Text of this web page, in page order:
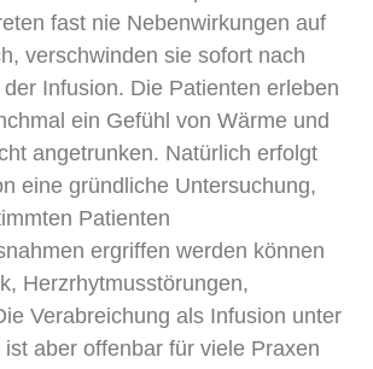
fast nie Nebenwirkungen auf
verschwinden sie sofort nach
Infusion. Die Patienten erleben
ein Gefühl von Wärme und
angetrunken. Natürlich erfolgt
eine gründliche Untersuchung,
Patienten
ergriffen werden können
Herzrhytmusstörungen,
Verabreichung als Infusion unter
aber offenbar für viele Praxen